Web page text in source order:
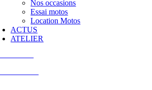
Nos occasions
Essai motos
Location Motos
ACTUS
ATELIER